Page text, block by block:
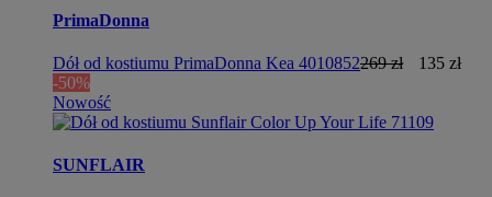
PrimaDonna
Dół od kostiumu PrimaDonna Kea 4010852269 zł
135 zł
-50%
Nowość
SUNFLAIR